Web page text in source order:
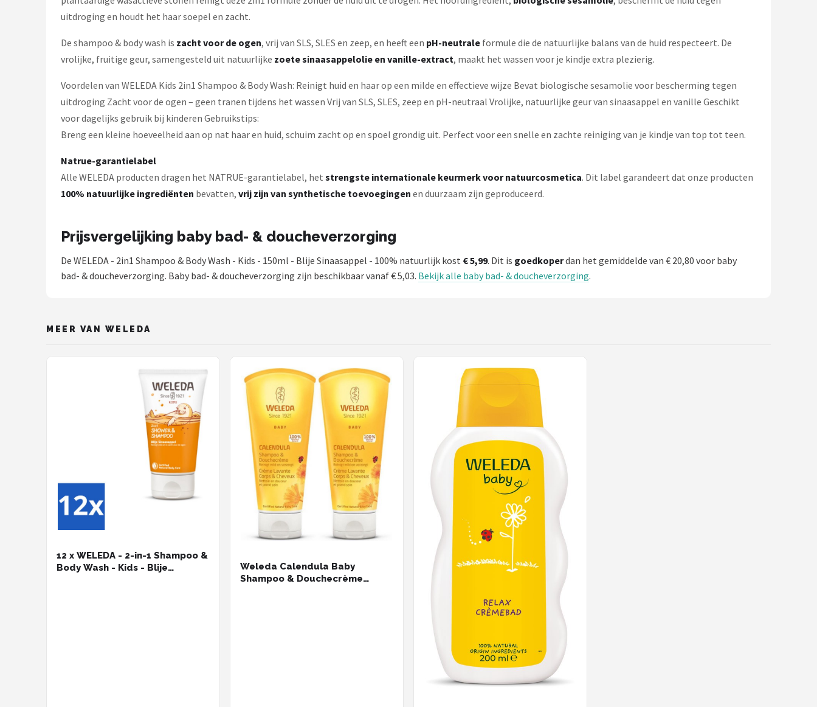
uitdroging en houdt het haar soepel en zacht.
De shampoo & body wash is zacht voor de ogen, vrij van SLS, SLES en zeep, en heeft een pH-neutrale formule die de natuurlijke balans van de huid respecteert. De
vrolijke, fruitige geur, samengesteld uit natuurlijke zoete sinaasappelolie en vanille-extract, maakt het wassen voor je kindje extra plezierig.
Voordelen van WELEDA Kids 2in1 Shampoo & Body Wash: Reinigt huid en haar op een milde en effectieve wijze Bevat biologische sesamolie voor bescherming tegen
uitdroging Zacht voor de ogen – geen tranen tijdens het wassen Vrij van SLS, SLES, zeep en pH-neutraal Vrolijke, natuurlijke geur van sinaasappel en vanille Geschikt
voor dagelijks gebruik bij kinderen Gebruikstips:
Breng een kleine hoeveelheid aan op nat haar en huid, schuim zacht op en spoel grondig uit. Perfect voor een snelle en zachte reiniging van je kindje van top tot teen.
Natrue-garantielabel
Alle WELEDA producten dragen het NATRUE-garantielabel, het strengste internationale keurmerk voor natuurcosmetica. Dit label garandeert dat onze producten
100% natuurlijke ingrediënten bevatten, vrij zijn van synthetische toevoegingen en duurzaam zijn geproduceerd.
Prijsvergelijking baby bad- & doucheverzorging
De WELEDA - 2in1 Shampoo & Body Wash - Kids - 150ml - Blije Sinaasappel - 100% natuurlijk kost € 5,99. Dit is goedkoperdan het gemiddelde van € 20,80 voor baby
bad- & doucheverzorging. Baby bad- & doucheverzorging zijn beschikbaar vanaf € 5,03. Bekijk alle baby bad- & doucheverzorging.
MEER VAN WELEDA
12 x WELEDA - 2-in-1 Shampoo &
Body Wash - Kids - Blije
Weleda Calendula Baby
Shampoo & Douchecrème